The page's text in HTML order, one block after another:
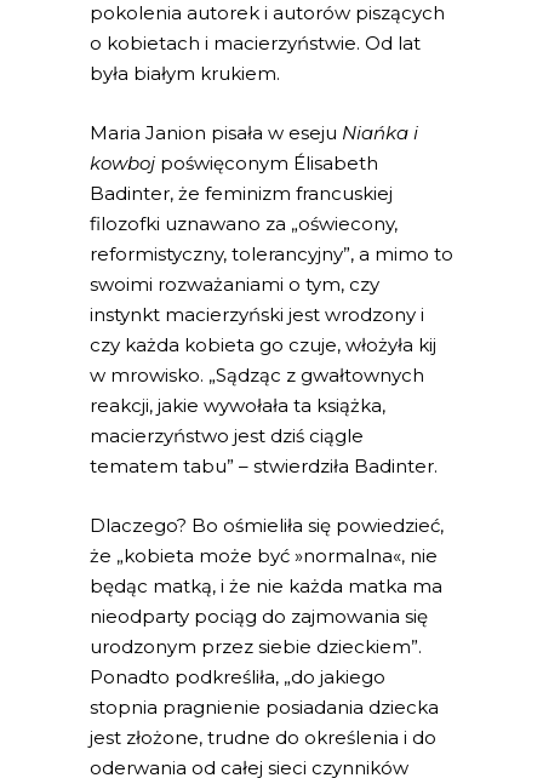
pokolenia autorek i autorów piszących
o kobietach i macierzyństwie. Od lat
była białym krukiem.
Maria Janion pisała w eseju Niańka i
kowboj poświęconym Élisabeth
Badinter, że feminizm francuskiej
filozofki uznawano za „oświecony,
reformistyczny, tolerancyjny”, a mimo to
swoimi rozważaniami o tym, czy
instynkt macierzyński jest wrodzony i
czy każda kobieta go czuje, włożyła kij
w mrowisko. „Sądząc z gwałtownych
reakcji, jakie wywołała ta książka,
macierzyństwo jest dziś ciągle
tematem tabu” – stwierdziła Badinter.
Dlaczego? Bo ośmieliła się powiedzieć,
że „kobieta może być »normalna«, nie
będąc matką, i że nie każda matka ma
nieodparty pociąg do zajmowania się
urodzonym przez siebie dzieckiem”.
Ponadto podkreśliła, „do jakiego
stopnia pragnienie posiadania dziecka
jest złożone, trudne do określenia i do
oderwania od całej sieci czynników